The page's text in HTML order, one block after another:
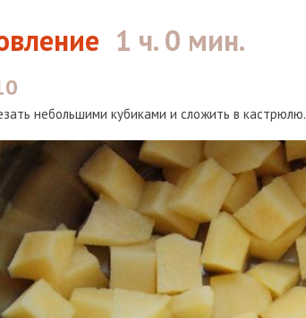
1 ч. 0 мин.
небольшими кубиками и сложить в кастрюлю.